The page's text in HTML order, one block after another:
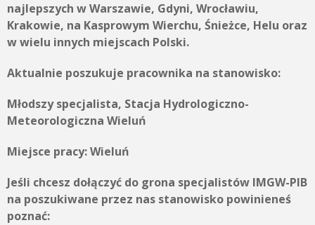
najlepszych w Warszawie, Gdyni, Wrocławiu,
Krakowie, na Kasprowym Wierchu, Śnieżce, Helu oraz
w wielu innych miejscach Polski.
Aktualnie poszukuje pracownika na stanowisko:
Młodszy specjalista, Stacja Hydrologiczno-
Meteorologiczna Wieluń
Miejsce pracy:Wieluń
Jeśli chcesz dołączyć do grona specjalistów IMGW-PIB
na poszukiwane przez nas stanowisko powinieneś
poznać: